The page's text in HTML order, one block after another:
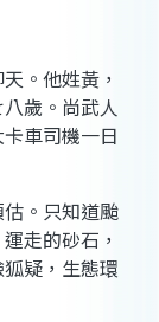
。他姓黃，
歲。尚武人
車司機一日
。只知道颱
走的砂石，
疑，生態環